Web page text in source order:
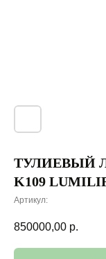
ТУЛИЕВЫЙ
K109
Артикул:
850000,00 р.